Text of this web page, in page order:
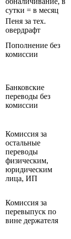
сутки = в месяц
Пеня за тех.
овердрафт
Пополнение без
комиссии
Банковские
переводы без
комиссии
Комиссия за
остальные
переводы
физическим,
юридическим
лица, ИП
Комиссия за
перевыпуск по
вине держателя